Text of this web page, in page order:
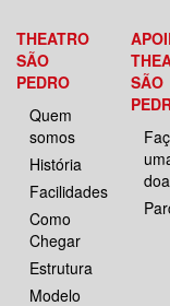
THEATRO
SÃO
PEDRO
Quem
somos
História
Facilidades
Como
Chegar
Estrutura
Modelo
SÃO